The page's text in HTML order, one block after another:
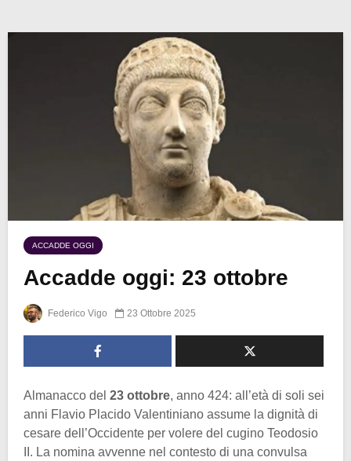
ACCADDE OGGI
Accadde oggi: 23 ottobre
Federico Vigo 23 Ottobre 2025
Almanacco del 23 ottobre, anno 424: all’età di soli sei
anni Flavio Placido Valentiniano assume la dignità di
cesare dell’Occidente per volere del cugino Teodosio
II. La nomina avvenne nel contesto di una convulsa